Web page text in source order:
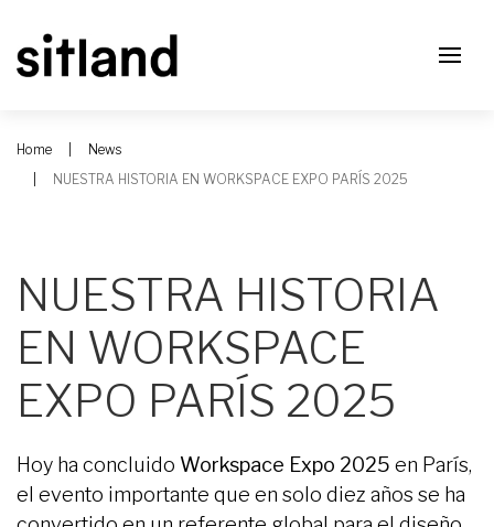
Home
News
NUESTRA HISTORIA EN WORKSPACE EXPO PARÍS 2025
NUESTRA HISTORIA
EN WORKSPACE
EXPO PARÍS 2025
Hoy ha concluido Workspace Expo 2025 en París,
el evento importante que en solo diez años se ha